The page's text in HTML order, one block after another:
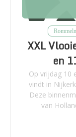
XXL
en
Op vrijdag 10
vindt in
Deze
van